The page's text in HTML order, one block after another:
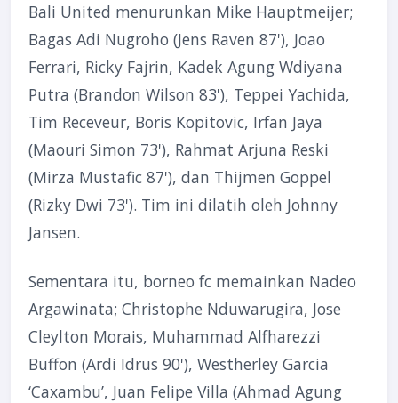
Bali United menurunkan Mike Hauptmeijer;
Bagas Adi Nugroho (Jens Raven 87'), Joao
Ferrari, Ricky Fajrin, Kadek Agung Wdiyana
Putra (Brandon Wilson 83'), Teppei Yachida,
Tim Receveur, Boris Kopitovic, Irfan Jaya
(Maouri Simon 73'), Rahmat Arjuna Reski
(Mirza Mustafic 87'), dan Thijmen Goppel
(Rizky Dwi 73'). Tim ini dilatih oleh Johnny
Jansen.
Sementara itu, borneo fc memainkan Nadeo
Argawinata; Christophe Nduwarugira, Jose
Cleylton Morais, Muhammad Alfharezzi
Buffon (Ardi Idrus 90'), Westherley Garcia
‘Caxambu’, Juan Felipe Villa (Ahmad Agung